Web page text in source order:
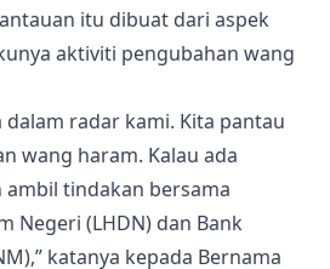
itu dibuat dari aspek
aktiviti pengubahan wang
radar kami. Kita pantau
wang haram. Kalau ada
ambil tindakan bersama
Negeri (LHDN) dan Bank
katanya kepada Bernama